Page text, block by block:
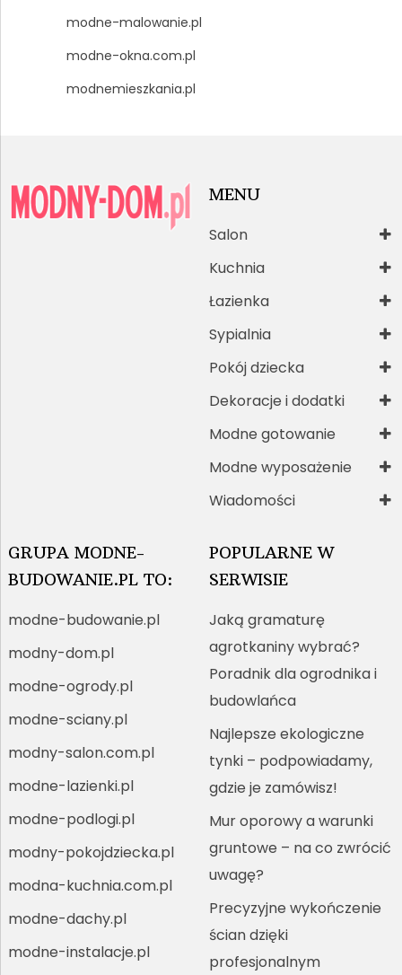
modne-malowanie.pl
modne-okna.com.pl
modnemieszkania.pl
MENU
Salon
Kuchnia
Łazienka
Sypialnia
Pokój dziecka
Dekoracje i dodatki
Modne gotowanie
Modne wyposażenie
Wiadomości
GRUPA MODNE-
BUDOWANIE.PL TO:
modne-budowanie.pl
modny-dom.pl
modne-ogrody.pl
modne-sciany.pl
modny-salon.com.pl
modne-lazienki.pl
modne-podlogi.pl
modny-pokojdziecka.pl
modna-kuchnia.com.pl
modne-dachy.pl
modne-instalacje.pl
POPULARNE W
SERWISIE
Jaką gramaturę
agrotkaniny wybrać?
Poradnik dla ogrodnika i
budowlańca
Najlepsze ekologiczne
tynki – podpowiadamy,
gdzie je zamówisz!
Mur oporowy a warunki
gruntowe – na co zwrócić
uwagę?
Precyzyjne wykończenie
ścian dzięki
profesjonalnym